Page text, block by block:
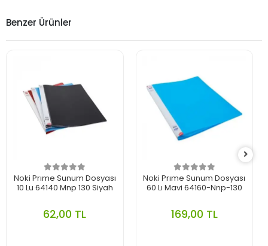
Benzer Ürünler
Noki Prıme Sunum Dosyası
10 Lu 64140 Mnp 130 Siyah
62,00 TL
Noki Prıme Sunum Dosyası
60 Lı Mavi 64160-Nnp-130
169,00 TL